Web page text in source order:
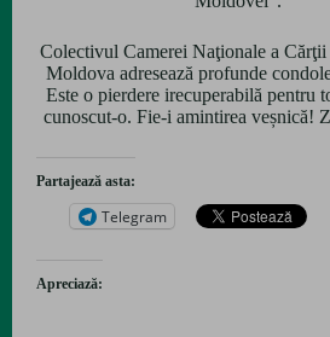
Colectivul Camerei Naţionale a
Moldova adresează profunde
Este o pierdere irecuperabilă pentru
cunoscut-o. Fie-i amintirea veșnică!
Partajează asta:
Telegram
Apreciază: